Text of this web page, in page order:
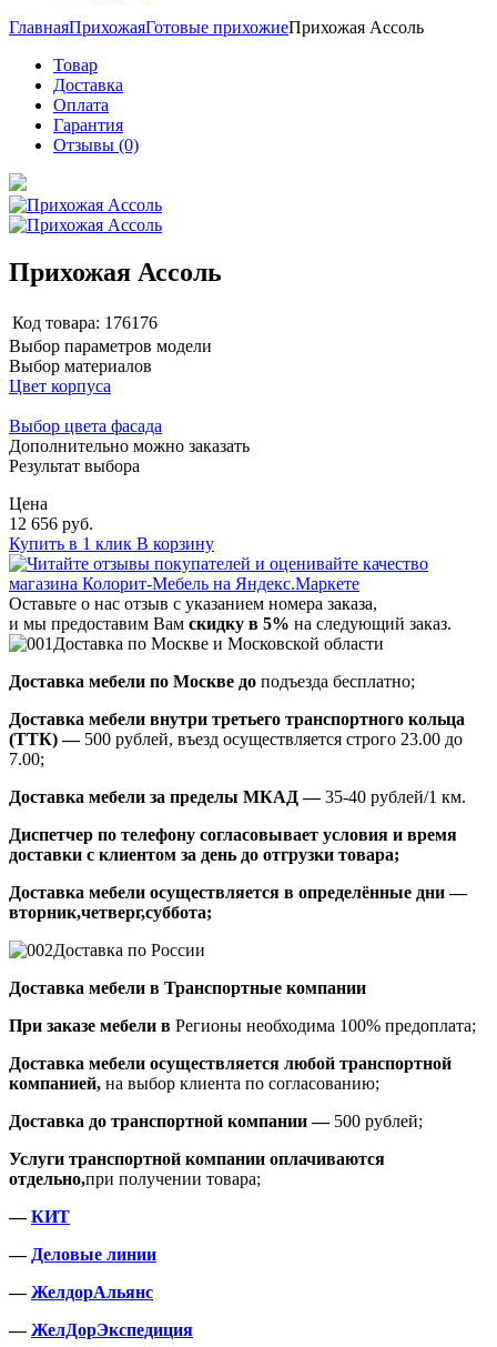
ГлавнаяПрихожаяГотовые прихожиеПрихожая Ассоль
Товар
Доставка
Оплата
Гарантия
Отзывы (0)
Прихожая Ассоль
Код товара: 176176
Выбор параметров модели
Выбор материалов
Цвет корпуса
Выбор цвета фасада
Дополнительно можно заказать
Результат выбора
Цена
12 656 руб.
Купить в 1 клик В корзину
Оставьте о нас отзыв с указанием номера заказа,
и мы предоставим Вам скидку в 5% на следующий заказ.
Доставка по Москве и Московской области
Доставка мебели по Москве до подъезда бесплатно;
Доставка мебели внутри третьего транспортного кольца
(ТТК) —500 рублей, въезд осуществляется строго 23.00 до
7.00;
Доставка мебели за пределы МКАД —35-40 рублей/1 км.
Диспетчер по телефону согласовывает условия и время
доставки с клиентом за день до отгрузки товара;
Доставка мебели осуществляется в определённые дни —
вторник,четверг,суббота;
Доставка по России
Доставка мебели в Транспортные компании
При заказе мебели в Регионы необходима 100% предоплата;
Доставка мебели осуществляется любой транспортной
компанией, на выбор клиента по согласованию;
Доставка до транспортной компании —500 рублей;
Услуги транспортной компании оплачиваются
отдельно,при получении товара;
—КИТ
— Деловые линии
—ЖелдорАльянс
—ЖелДорЭкспедиция